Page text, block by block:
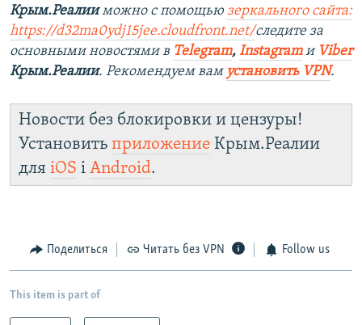
Крым.Реалииможно с помощью зеркального сайта:
https://d32ma0ydj15jee.cloudfront.net/следите за
основными новостями в Telegram, Instagramи Viber
Крым.Реалии. Рекомендуем вам установить VPN.
Новости без блокировки и цензуры!
Установить приложение Крым.Реалии
для iOS і Android.
Поделиться Читать без VPN Follow us
This item is part of